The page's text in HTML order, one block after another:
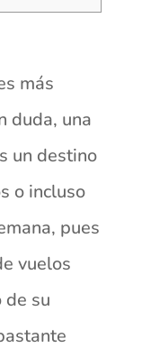
más
duda, una
un destino
o incluso
pues
vuelos
de su